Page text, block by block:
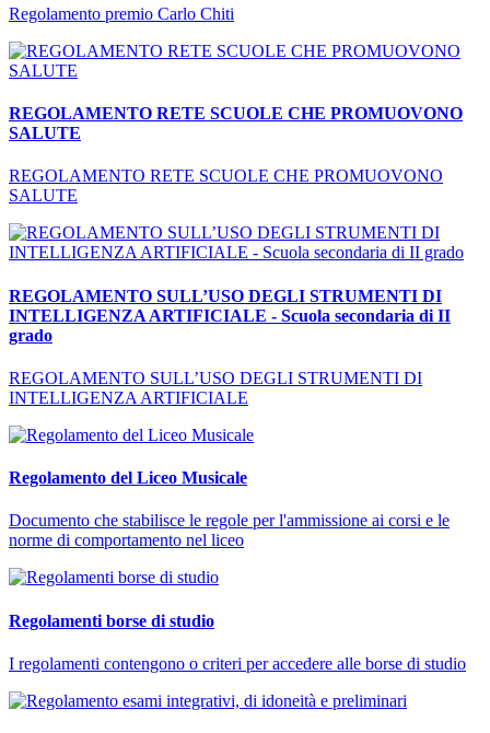
Regolamento premio Carlo Chiti
REGOLAMENTO RETE SCUOLE CHE PROMUOVONO
SALUTE
REGOLAMENTO RETE SCUOLE CHE PROMUOVONO
SALUTE
REGOLAMENTO SULL’USO DEGLI STRUMENTI DI
INTELLIGENZA ARTIFICIALE - Scuola secondaria di II
grado
REGOLAMENTO SULL’USO DEGLI STRUMENTI DI
INTELLIGENZA ARTIFICIALE
Regolamento del Liceo Musicale
Documento che stabilisce le regole per l'ammissione ai corsi e le
norme di comportamento nel liceo
Regolamenti borse di studio
I regolamenti contengono o criteri per accedere alle borse di studio